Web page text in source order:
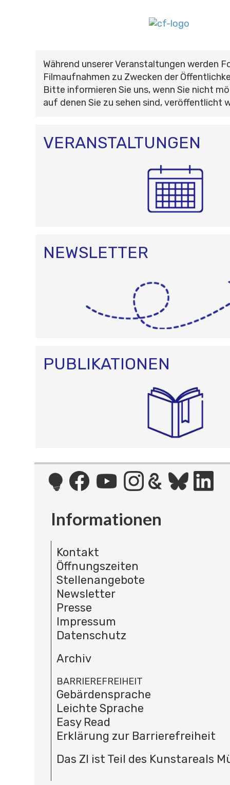
Während unserer Veranstaltungen werden
Filmaufnahmen zu Zwecken der
Bitte informieren Sie uns, wenn Sie nicht
auf denen Sie zu sehen sind, veröffentlicht
VERANSTALTUNGEN
NEWSLETTER
PUBLIKATIONEN
Informationen
Kontakt
Öffnungszeiten
Stellenangebote
Newsletter
Presse
Impressum
Datenschutz
Archiv
BARRIEREFREIHEIT
Gebärdensprache
Leichte Sprache
Easy Read
Erklärung zur Barrierefreiheit
Das ZI ist Teil des Kunstareals